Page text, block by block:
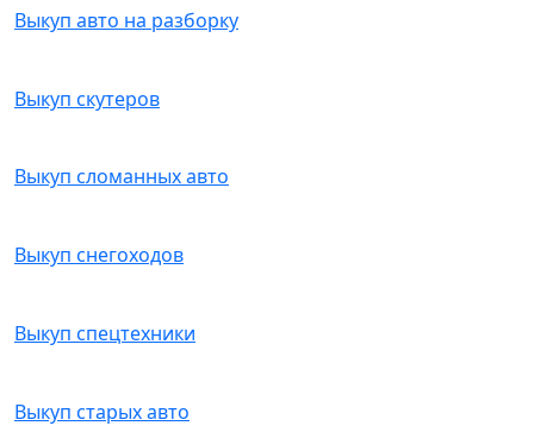
Выкуп авто на разборку
Выкуп скутеров
Выкуп сломанных авто
Выкуп снегоходов
Выкуп спецтехники
Выкуп старых авто